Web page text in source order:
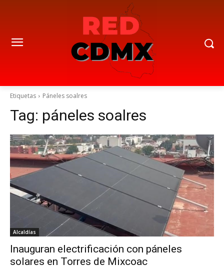
Etiquetas Páneles soalres
Tag: páneles soalres
Alcaldías
Inauguran electrificación con páneles
solares en Torres de Mixcoac